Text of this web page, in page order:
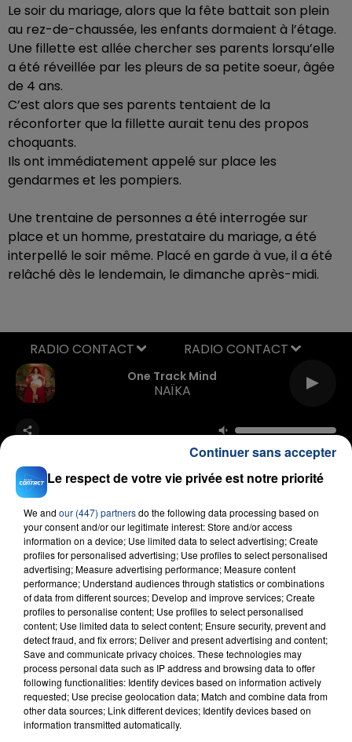
Le soir du mariage, alors que la fête battait son plein
au rez-de-chaussée, les enfants dormaient à l’étage.
Une fillette est allée chercher ses parents lorsqu’elle
a été réveillée par les pleurs de sa petite soeur, âgée
de 4 ans.
C’est alors que ses parents tentaient de la
réconforter que la fillette aurait tenu des propos
choquants.
Ils ont immédiatement appelé sur place les
gendarmes et les pompiers.
Une trentaine de personnes a été interrogée sur
place et un homme, prestataire du mariage, a été
interpellé le soir même. Placé en garde à vue, il a été
relâché dès le lendemain, le dimanche après-midi.
One Track Mind
NAÏKA
RADIO CONTACT
FIL D'ACTU
23 juillet 2026
INCENDIE MORTEL À LENS : UNE FEMME ET
SON BÉBÉ ENTRE LA VIE ET LA...
Le respect de votre vie privée est notre priorité
We and our (447) partnersdo the following data processing based on
your consent and/or our legitimate interest: Store and/or access
information on a device; Use limited data to select advertising; Create
profiles for personalised advertising; Use profiles to select personalised
advertising; Measure advertising performance; Measure content
performance; Understand audiences through statistics or combinations
of data from different sources; Develop and improve services; Create
profiles to personalise content; Use profiles to select personalised
content; Use limited data to select content; Ensure security, prevent and
detect fraud, and fix errors; Deliver and present advertising and content;
Save and communicate privacy choices. These technologies may
process personal data such as IP address and browsing data to offer
following functionalities: Identify devices based on information actively
requested; Use precise geolocation data; Match and combine data from
other data sources; Link different devices; Identify devices based on
information transmitted automatically.
Continuer sans accepter